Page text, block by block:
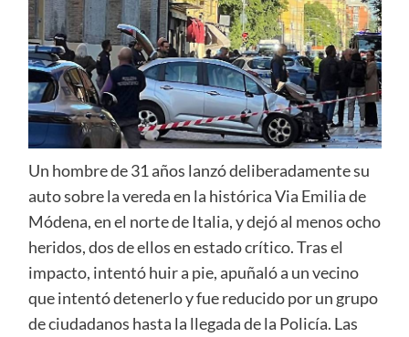
Un hombre de 31 años lanzó deliberadamente su
auto sobre la vereda en la histórica Via Emilia de
Módena, en el norte de Italia, y dejó al menos ocho
heridos, dos de ellos en estado crítico. Tras el
impacto, intentó huir a pie, apuñaló a un vecino
que intentó detenerlo y fue reducido por un grupo
de ciudadanos hasta la llegada de la Policía. Las